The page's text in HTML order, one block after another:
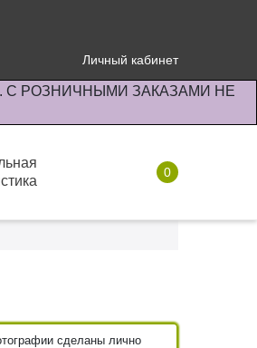
Личный кабинет
С РОЗНИЧНЫМИ ЗАКАЗАМИ НЕ
0
сделаны лично